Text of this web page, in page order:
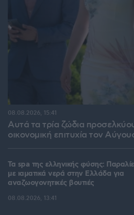
Αυτά τα τρία ζώδια
οικονομική επιτυχία τον
08.08.2026, 15:41
Τα spa της ελληνικής φύσης:
με ιαματικά νερά στην Ελλάδα για
αναζωογονητικές βουτιές
08.08.2026, 13:41